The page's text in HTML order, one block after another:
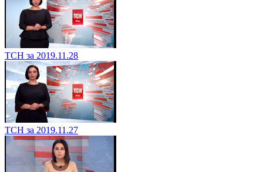
ТСН за 2019.11.28
ТСН за 2019.11.27